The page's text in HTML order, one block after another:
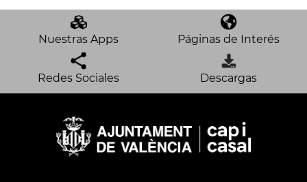
Nuestras Apps Páginas de Interés
Redes Sociales Descargas